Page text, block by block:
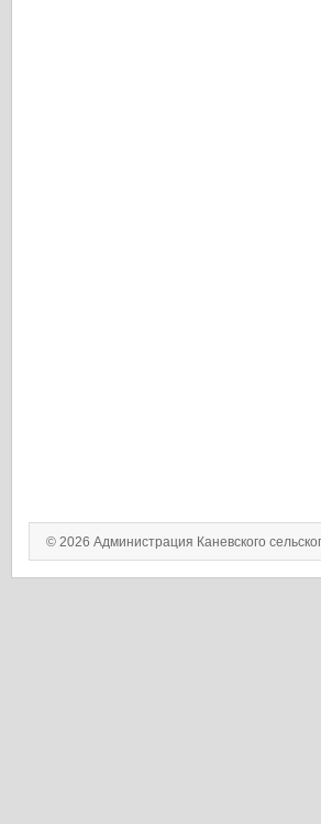
© 2026 Администрация Каневского